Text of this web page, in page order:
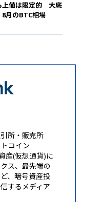
上値は限定的 大底
月のBTC相場
所・販売所
コイン
産(仮想通貨)に
ス、最先端の
、暗号資産投
するメディア